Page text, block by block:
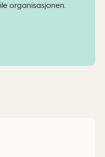
organisasjonen.